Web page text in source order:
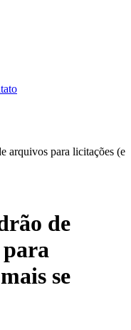
arquivos para licitações (e
de
para
se